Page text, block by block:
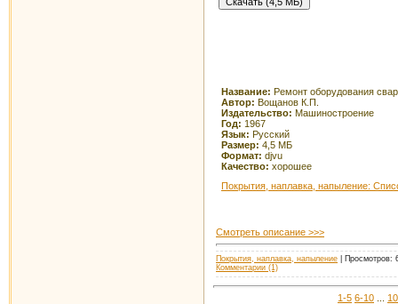
Название: Ремонт оборудования
Автор: Вощанов К.П.
Издательство: Машиностроение
Год: 1967
Язык: Русский
Размер: 4,5 МБ
Формат: djvu
Качество: хорошее
Покрытия, наплавка, напыление:
Смотреть описание >>>
Покрытия, наплавка, напыление | Просмотров:
Комментарии (1)
1-5 6-10